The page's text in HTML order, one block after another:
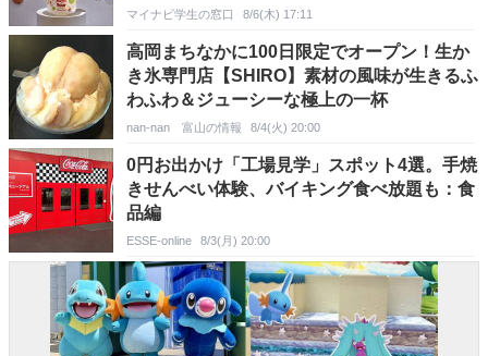
アップ体験レポ
マイナビ学生の窓口 8/6(木) 17:11
高岡まちなかに100日限定でオープン！生か
き氷専門店【SHIRO】素材の風味が生きるふ
わふわ＆ジューシーな極上の一杯
nan-nan 富山の情報 8/4(火) 20:00
0円お出かけ「工場見学」スポット4選。手焼
きせんべい体験、バイキング食べ放題も：食
品編
ESSE-online 8/3(月) 20:00